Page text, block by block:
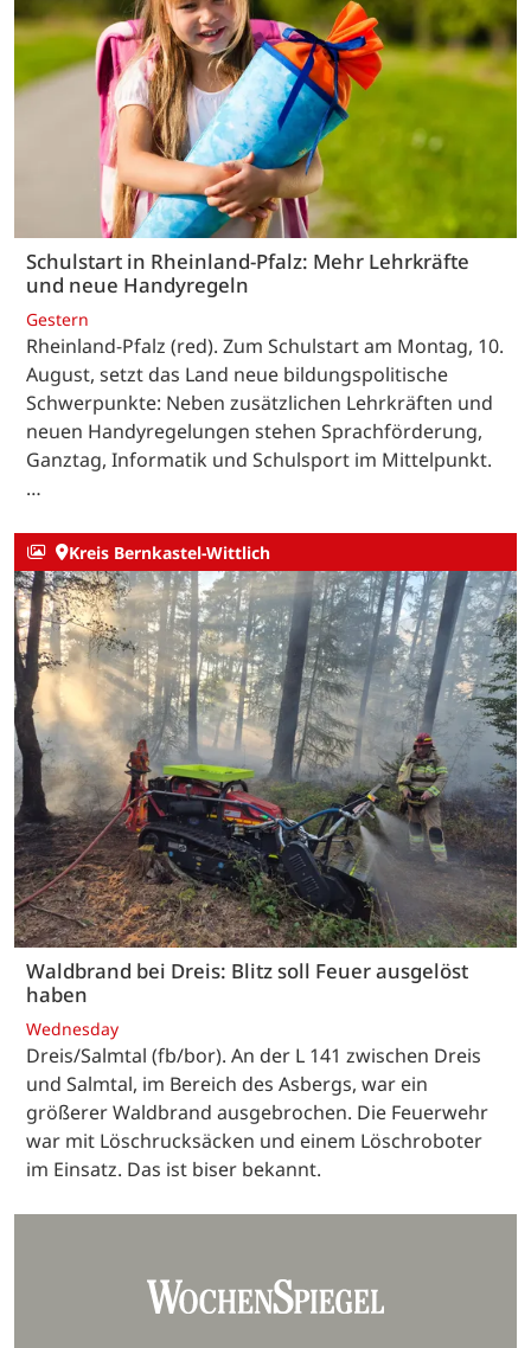
Schulstart in Rheinland-Pfalz: Mehr Lehrkräfte
und neue Handyregeln
Gestern
Rheinland-Pfalz (red). Zum Schulstart am Montag, 10.
August, setzt das Land neue bildungspolitische
Schwerpunkte: Neben zusätzlichen Lehrkräften und
neuen Handyregelungen stehen Sprachförderung,
Ganztag, Informatik und Schulsport im Mittelpunkt.
…
Kreis Bernkastel-Wittlich
Waldbrand bei Dreis: Blitz soll Feuer ausgelöst
haben
Wednesday
Dreis/Salmtal (fb/bor). An der L 141 zwischen Dreis
und Salmtal, im Bereich des Asbergs, war ein
größerer Waldbrand ausgebrochen. Die Feuerwehr
war mit Löschrucksäcken und einem Löschroboter
im Einsatz. Das ist biser bekannt.